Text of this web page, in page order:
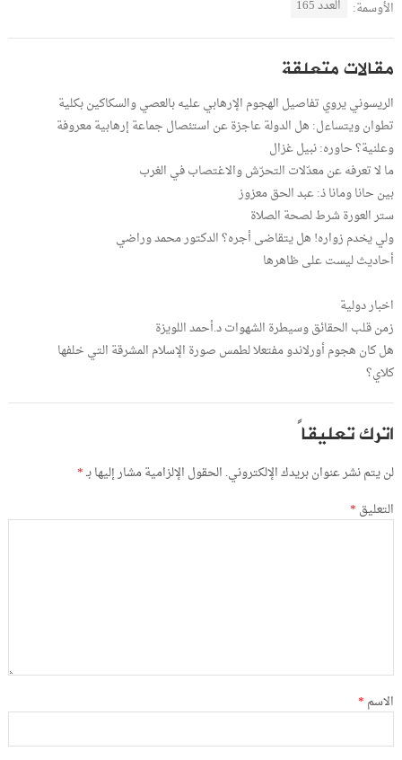
الأوسمة: العدد 165
مقالات متعلقة
الريسوني يروي تفاصيل الهجوم الإرهابي عليه بالعصي والسكاكين بكلية
تطوان ويتساءل: هل الدولة عاجزة عن استئصال جماعة إرهابية معروفة
وعلنية؟ حاوره: نبيل غزال
ما لا تعرفه عن معدّلات التحرّش والاغتصاب في الغرب
بين حانا ومانا ذ: عبد الحق معزوز
ستر العورة شرط لصحة الصلاة
ولي يخدم زواره! هل يتقاضى أجره؟ الدكتور محمد وراضي
أحاديث ليست على ظاهرها
اخبار دولية
زمن قلب الحقائق وسيطرة الشهوات د.أحمد اللويزة
هل كان هجوم أورلاندو مفتعلا لطمس صورة الإسلام المشرقة التي خلفها
كلاي؟
اترك تعليقاً
لن يتم نشر عنوان بريدك الإلكتروني. الحقول الإلزامية مشار إليها بـ*
التعليق *
الاسم *